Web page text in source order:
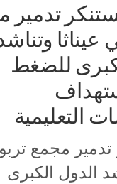
تدمير
للضغط
التعليمية
مجمع
الدول الكبرى